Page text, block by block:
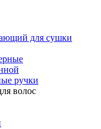
для сушки
ручки
волос